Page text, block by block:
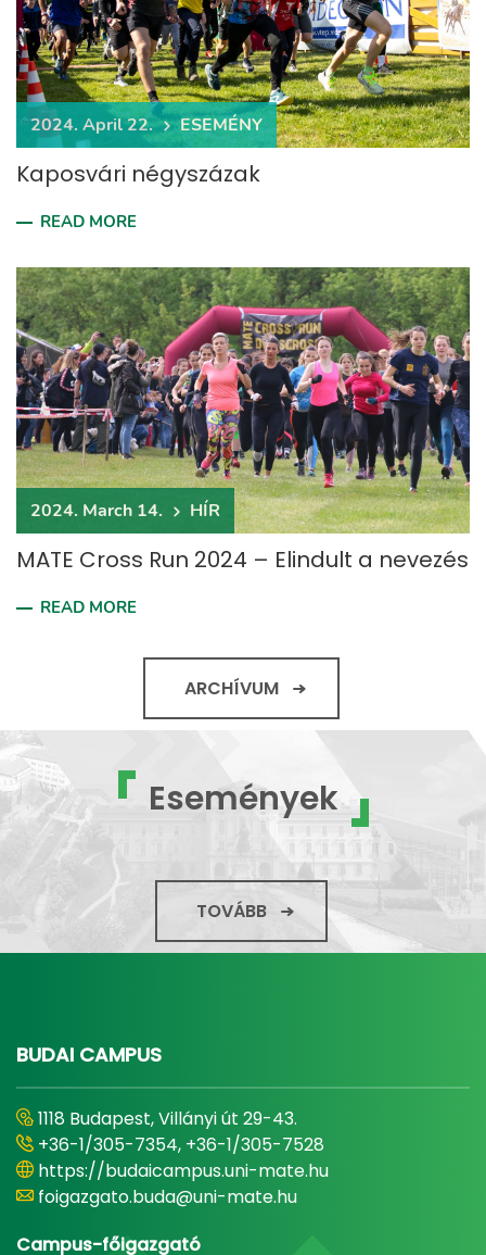
2024. April 22. ESEMÉNY
Kaposvári négyszázak
READ MORE
2024. March 14. HÍR
MATE Cross Run 2024 – Elindult a nevezés
READ MORE
ARCHÍVUM
Események
TOVÁBB
BUDAI CAMPUS
1118 Budapest, Villányi út 29-43.
+36-1/305-7354, +36-1/305-7528
https://budaicampus.uni-mate.hu
foigazgato.buda@uni-mate.hu
Campus-főigazgató